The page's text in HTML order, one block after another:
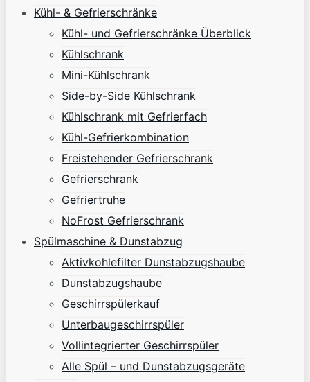
Kühl- & Gefrierschränke
Kühl- und Gefrierschränke Überblick
Kühlschrank
Mini-Kühlschrank
Side-by-Side Kühlschrank
Kühlschrank mit Gefrierfach
Kühl-Gefrierkombination
Freistehender Gefrierschrank
Gefrierschrank
Gefriertruhe
NoFrost Gefrierschrank
Spülmaschine & Dunstabzug
Aktivkohlefilter Dunstabzugshaube
Dunstabzugshaube
Geschirrspülerkauf
Unterbaugeschirrspüler
Vollintegrierter Geschirrspüler
Alle Spül – und Dunstabzugsgeräte